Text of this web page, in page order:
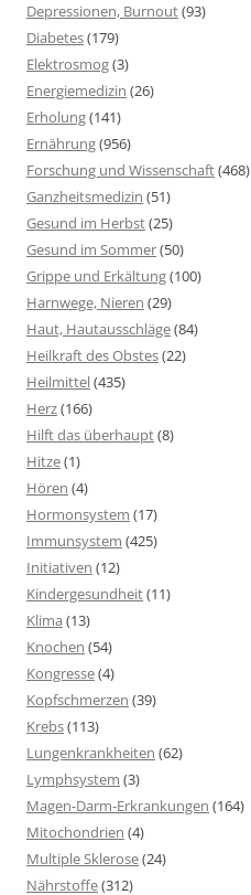
Depressionen, Burnout(93)
Diabetes(179)
Elektrosmog(3)
Energiemedizin (26)
Erholung(141)
Ernährung(956)
Forschung und Wissenschaft(468)
Ganzheitsmedizin (51)
Gesund im Herbst(25)
Gesund im Sommer(50)
Grippe und Erkältung(100)
Harnwege, Nieren (29)
Haut, Hautausschläge(84)
Heilkraft des Obstes(22)
Heilmittel(435)
Herz(166)
Hilft das überhaupt(8)
Hitze(1)
Hören (4)
Hormonsystem (17)
Immunsystem (425)
Initiativen (12)
Kindergesundheit(11)
Klima (13)
Knochen (54)
Kongresse(4)
Kopfschmerzen (39)
Krebs(113)
Lungenkrankheiten (62)
Lymphsystem (3)
Magen-Darm-Erkrankungen (164)
Mitochondrien (4)
Multiple Sklerose(24)
Nährstoffe(312)